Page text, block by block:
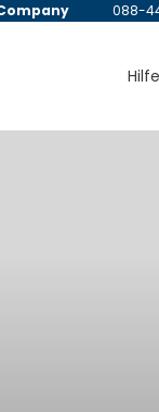
088-
Hilfe